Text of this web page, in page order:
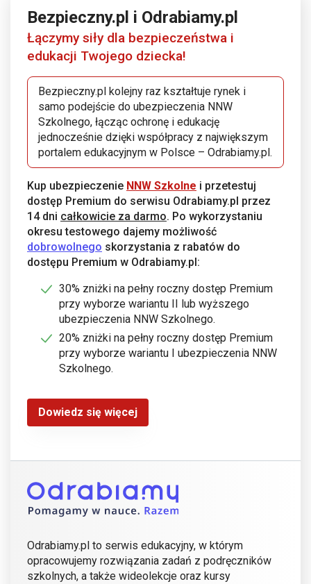
Bezpieczny.pl i Odrabiamy.pl
Łączymy siły dla bezpieczeństwa i
edukacji Twojego dziecka!
Bezpieczny.pl kolejny raz kształtuje rynek i
samo podejście do ubezpieczenia NNW
Szkolnego, łącząc ochronę i edukację
jednocześnie dzięki współpracy z największym
portalem edukacyjnym w Polsce – Odrabiamy.pl.
Kup ubezpieczenie NNW Szkolne i przetestuj
dostęp Premium do serwisu Odrabiamy.pl przez
14 dni całkowicie za darmo. Po wykorzystaniu
okresu testowego dajemy możliwość
dobrowolnego skorzystania z rabatów do
dostępu Premium w Odrabiamy.pl:
30% zniżki na pełny roczny dostęp Premium
przy wyborze wariantu II lub wyższego
ubezpieczenia NNW Szkolnego.
20% zniżki na pełny roczny dostęp Premium
przy wyborze wariantu I ubezpieczenia NNW
Szkolnego.
Dowiedz się więcej
Odrabiamy.pl to serwis edukacyjny, w którym
opracowujemy rozwiązania zadań z podręczników
szkolnych, a także wideolekcje oraz kursy